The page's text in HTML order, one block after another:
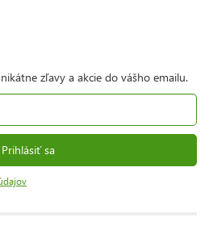
zľavy a akcie do vášho emailu.
Prihlásiť sa